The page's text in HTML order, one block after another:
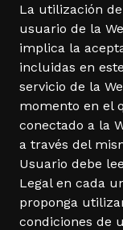
La utilización
usuario de la
implica la
incluidas en
servicio de la
momento en el
conectado a la
a través del
Usuario debe
Legal en cada
proponga
condiciones de